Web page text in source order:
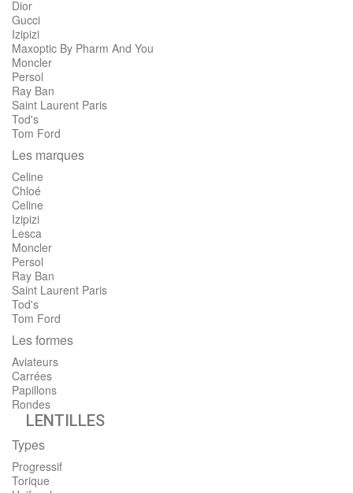
Dior
Gucci
Izipizi
Maxoptic By Pharm And You
Moncler
Persol
Ray Ban
Saint Laurent Paris
Tod's
Tom Ford
Les marques
Celine
Chloé
Celine
Izipizi
Lesca
Moncler
Persol
Ray Ban
Saint Laurent Paris
Tod's
Tom Ford
Les formes
Aviateurs
Carrées
Papillons
Rondes
LENTILLES
Types
Progressif
Torique